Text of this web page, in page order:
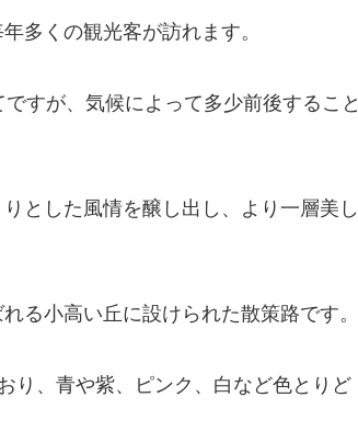
多くの観光客が訪れます。
すが、気候によって多少前後すること
とした風情を醸し出し、より一層美し
る小高い丘に設けられた散策路です。
り、青や紫、ピンク、白など色とりど